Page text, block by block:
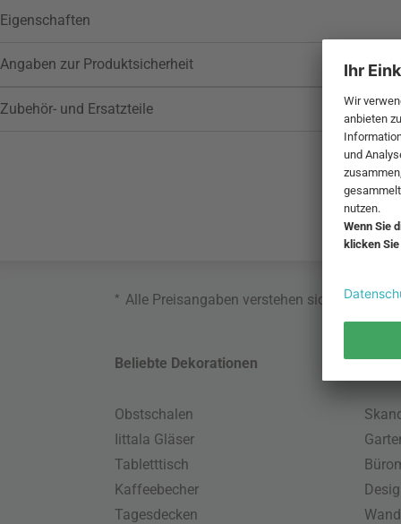
Eigenschaften
Angaben zur Produktsicherheit
Zubehör- und Ersatzteile
* Alle Preisangaben verstehen sich
Beliebte Dekorationen
Obstschalen
Iittala Gläser
Tabletttisch
Kaffeebecher
Tagesdecken